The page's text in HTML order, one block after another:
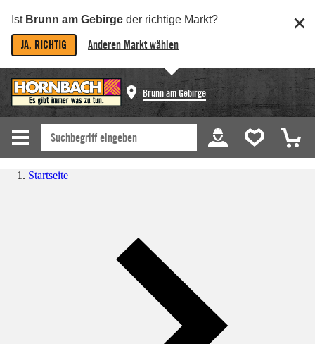
Ist Brunn am Gebirge der richtige Markt?
JA, RICHTIG Anderen Markt wählen
Brunn am Gebirge
Startseite